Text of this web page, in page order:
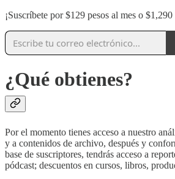
¡Suscríbete por $129 pesos al mes o
¿Qué obtienes?
Por el momento tienes acceso a nuestro
y a contenidos de archivo, después y
base de suscriptores, tendrás acceso a
pódcast; descuentos en cursos, libros,